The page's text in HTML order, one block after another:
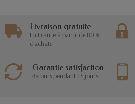
Livraison gratuite
En France à partir de 80 €
d'achats
Garantie satisfaction
Retours pendant 14 jours